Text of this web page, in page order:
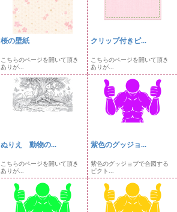
桜の壁紙
こちらのページを開いて頂き
ありが...
クリップ付きピ...
こちらのページを開いて頂き
ありが...
ぬりえ 動物の...
こちらのページを開いて頂き
ありが...
紫色のグッジョ...
紫色のグッジョブで合図する
ピクト...